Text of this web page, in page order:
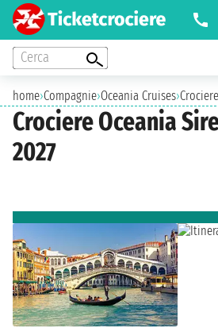
Cerca
home›Compagnie›Oceania Cruises›
Crociere Oceania
2027